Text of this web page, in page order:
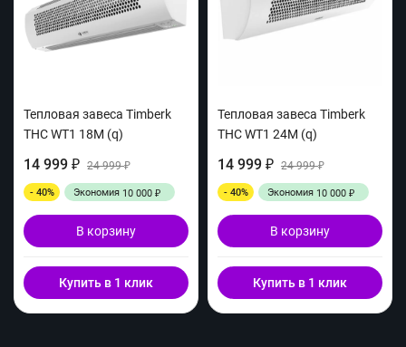
Тепловая завеса Timberk
THC WT1 18M (q)
14 999 ₽ 24 999₽
- 40% Экономия 10 000 ₽
В корзину
Купить в 1 клик
Тепловая завеса Timberk
THC WT1 24M (q)
14 999 ₽ 24 999₽
- 40% Экономия 10 000 ₽
В корзину
Купить в 1 клик